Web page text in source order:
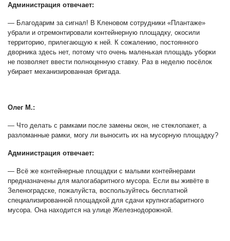
Администрация отвечает:
— Благодарим за сигнал! В Кленовом сотрудники «Плантаже»
убрали и отремонтировали контейнерную площадку, окосили
территорию, прилегающую к ней. К сожалению, постоянного
дворника здесь нет, потому что очень маленькая площадь уборки
не позволяет ввести полноценную ставку. Раз в неделю посёлок
убирает механизированная бригада.
Олег М.:
— Что делать с рамками после замены окон, не стеклопакет, а
разломанные рамки, могу ли выносить их на мусорную площадку?
Администрация отвечает:
— Всё же контейнерные площадки с малыми контейнерами
предназначены для малогабаритного мусора. Если вы живёте в
Зеленоградске, пожалуйста, воспользуйтесь бесплатной
специализированной площадкой для сдачи крупногабаритного
мусора. Она находится на улице Железнодорожной.